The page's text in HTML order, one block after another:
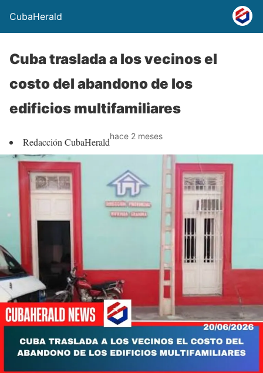
CubaHerald
Cuba traslada a los vecinos el
costo del abandono de los
edificios multifamiliares
Redacción CubaHeraldhace 2 meses